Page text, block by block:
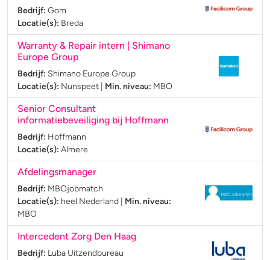
Bedrijf: Gom
Locatie(s): Breda
Warranty & Repair intern | Shimano
Europe Group
Bedrijf: Shimano Europe Group
Locatie(s): Nunspeet Min. niveau: MBO
Senior Consultant
informatiebeveiliging bij Hoffmann
Bedrijf: Hoffmann
Locatie(s): Almere
Afdelingsmanager
Bedrijf: MBOjobmatch
Locatie(s): heel Nederland
Min. niveau:
MBO
Intercedent Zorg Den Haag
Bedrijf: Luba Uitzendbureau